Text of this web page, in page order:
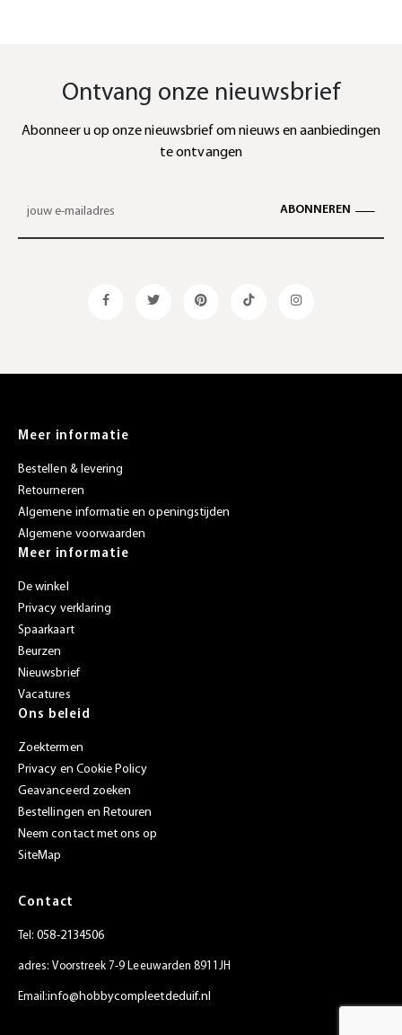
Ontvang onze nieuwsbrief
Abonneer u op onze nieuwsbrief om nieuws en aanbiedingen
te ontvangen
ABONNEREN
Meer informatie
Bestellen & levering
Retourneren
Algemene informatie en openingstijden
Algemene voorwaarden
Meer informatie
De winkel
Privacy verklaring
Spaarkaart
Beurzen
Nieuwsbrief
Vacatures
Ons beleid
Zoektermen
Privacy en Cookie Policy
Geavanceerd zoeken
Bestellingen en Retouren
Neem contact met ons op
SiteMap
Contact
Tel:058-2134506
adres: Voorstreek 7-9 Leeuwarden 8911JH
Email:info@hobbycompleetdeduif.nl